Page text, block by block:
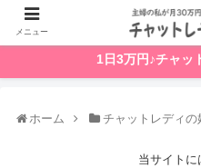
1日3万円♪チャッ
ホーム チャットレディの
当サイトに
メニュー